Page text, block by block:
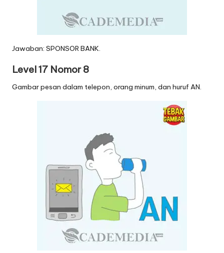
Jawaban: SPONSOR BANK.
Level 17 Nomor 8
Gambar pesan dalam telepon, orang minum, dan huruf AN.